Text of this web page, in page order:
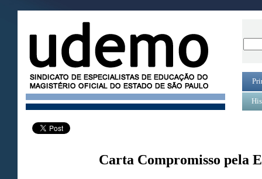
Carta Compromisso pela